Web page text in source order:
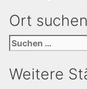
Ort suchen
Suchen
nach:
Weitere